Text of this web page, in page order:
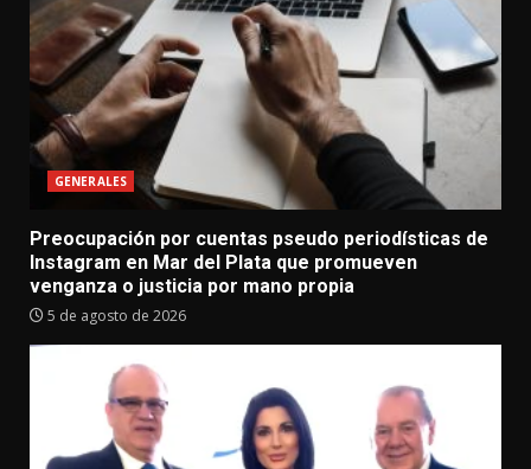
GENERALES
Preocupación por cuentas pseudo periodísticas de
Instagram en Mar del Plata que promueven
venganza o justicia por mano propia
5 de agosto de 2026